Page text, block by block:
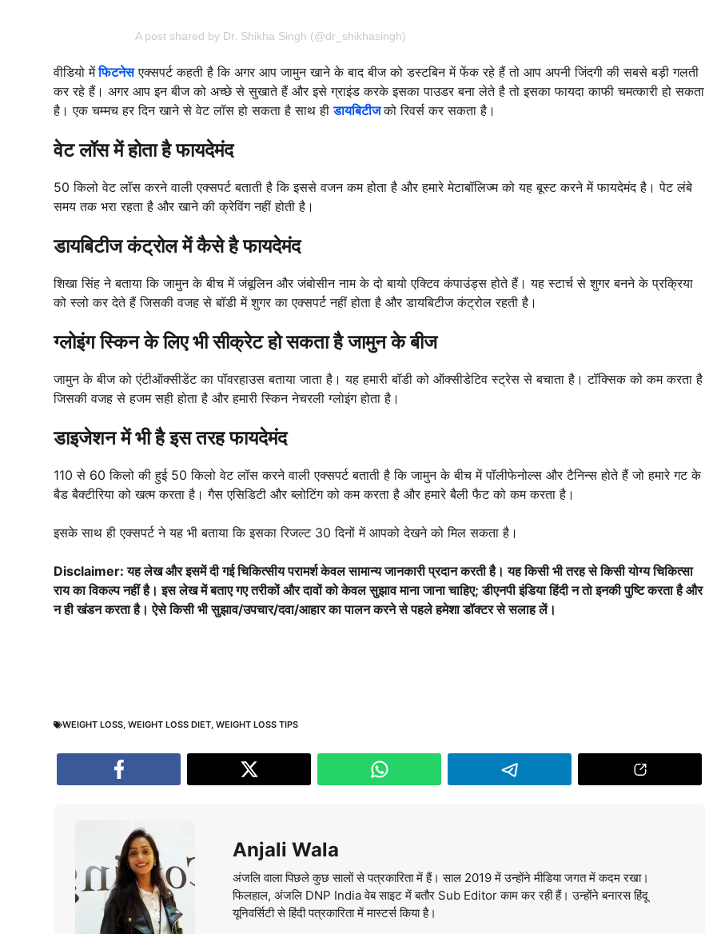
A post shared by Dr. Shikha Singh (@dr_shikhasingh)
वीडियो में फिटनेसएक्सपर्ट कहती है कि अगर आप जामुन खाने के बाद बीज को डस्टबिन में फेंक रहे हैं तो आप अपनी जिंदगी की सबसे बड़ी गलती
कर रहे हैं। अगर आप इन बीज को अच्छे से सुखाते हैं और इसे ग्राइंड करके इसका पाउडर बना लेते है तो इसका फायदा काफी चमत्कारी हो सकता
है। एक चम्मच हर दिन खाने से वेट लॉस हो सकता है साथ हीडायबिटीज को रिवर्स कर सकता है।
वेट लॉस में होता है फायदेमंद
50 किलो वेट लॉस करने वाली एक्सपर्ट बताती है कि इससे वजन कम होता है और हमारे मेटाबॉलिज्म को यह बूस्ट करने में फायदेमंद है। पेट लंबे
समय तक भरा रहता है और खाने की क्रेविंग नहीं होती है।
डायबिटीज कंट्रोल में कैसे है फायदेमंद
शिखा सिंह ने बताया कि जामुन के बीच में जंबूलिन और जंबोसीन नाम के दो बायो एक्टिव कंपाउंड्स होते हैं। यह स्टार्च से शुगर बनने के प्रक्रिया
को स्लो कर देते हैं जिसकी वजह से बॉडी में शुगर का एक्सपर्ट नहीं होता है और डायबिटीज कंट्रोल रहती है।
ग्लोइंग स्किन के लिए भी सीक्रेट हो सकता है जामुन के बीज
जामुन के बीज को एंटीऑक्सीडेंट का पॉवरहाउस बताया जाता है। यह हमारी बॉडी को ऑक्सीडेटिव स्ट्रेस से बचाता है। टॉक्सिक को कम करता है
जिसकी वजह से हजम सही होता है और हमारी स्किन नेचरली ग्लोइंग होता है।
डाइजेशन में भी है इस तरह फायदेमंद
110 से 60 किलो की हुई 50 किलो वेट लॉस करने वाली एक्सपर्ट बताती है कि जामुन के बीच में पॉलीफेनोल्स और टैनिन्स होते हैं जो हमारे गट के
बैड बैक्टीरिया को खत्म करता है। गैस एसिडिटी और ब्लोटिंग को कम करता है और हमारे बैली फैट को कम करता है।
इसके साथ ही एक्सपर्ट ने यह भी बताया कि इसका रिजल्ट 30 दिनों में आपको देखने को मिल सकता है।
Disclaimer: यह लेख और इसमें दी गई चिकित्सीय परामर्श केवल सामान्य जानकारी प्रदान करती है। यह किसी भी तरह से किसी योग्य चिकित्सा
राय का विकल्प नहीं है। इस लेख में बताए गए तरीकों और दावों को केवल सुझाव माना जाना चाहिए; डीएनपी इंडिया हिंदी न तो इनकी पुष्टि करता है और
न ही खंडन करता है। ऐसे किसी भी सुझाव/उपचार/दवा/आहार का पालन करने से पहले हमेशा डॉक्टर से सलाह लें।
WEIGHT LOSS, WEIGHT LOSS DIET, WEIGHT LOSS TIPS
Anjali Wala
अंजलि वाला पिछले कुछ सालों से पत्रकारिता में हैं। साल 2019 में उन्होंने मीडिया जगत में कदम रखा।
फिलहाल, अंजलि DNP India वेब साइट में बतौर Sub Editor काम कर रही हैं। उन्होंने बनारस हिंदू
यूनिवर्सिटी से हिंदी पत्रकारिता में मास्टर्स किया है।